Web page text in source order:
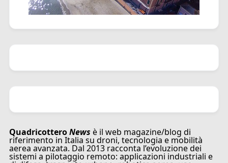
QuadricotteroNews è il web magazine/blog di
riferimento in Italia su droni, tecnologia e mobilità
aerea avanzata. Dal 2013 racconta l’evoluzione dei
sistemi a pilotaggio remoto: applicazioni industriali e